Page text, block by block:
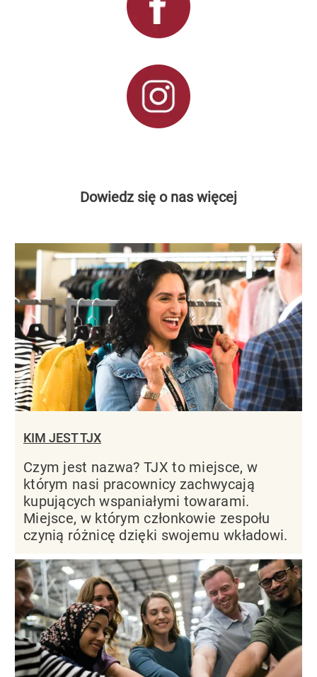
Dowiedz się o nas więcej
KIM JEST TJX
Czym jest nazwa? TJX to miejsce, w
którym nasi pracownicy zachwycają
kupujących wspaniałymi towarami.
Miejsce, w którym członkowie zespołu
czynią różnicę dzięki swojemu wkładowi.